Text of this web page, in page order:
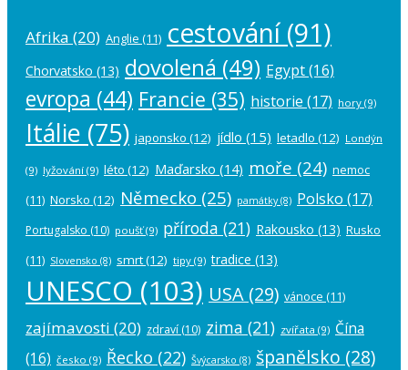
Afrika (20) Anglie (11) cestování(91)
Chorvatsko (13) dovolená (49) Egypt(16)
evropa (44) Francie (35) historie (17) hory (9)
Itálie (75) japonsko (12) jídlo (15) letadlo (12) Londýn
(9) lyžování (9) léto (12) Maďarsko (14) moře (24) nemoc
(11) Norsko (12) Německo (25) památky(8) Polsko (17)
Portugalsko (10) poušť(9) příroda (21) Rakousko (13) Rusko
(11) Slovensko (8) smrt(12) tipy (9) tradice (13)
UNESCO (103) USA (29) vánoce (11)
zajímavosti (20) zdraví (10) zima (21) zvířata (9) Čína
(16) česko (9) Řecko (22) Švýcarsko (8) španělsko (28)